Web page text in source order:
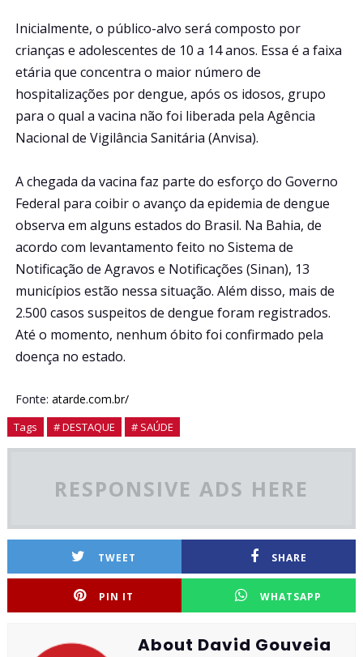
Inicialmente, o público-alvo será composto por
crianças e adolescentes de 10 a 14 anos. Essa é a faixa
etária que concentra o maior número de
hospitalizações por dengue, após os idosos, grupo
para o qual a vacina não foi liberada pela Agência
Nacional de Vigilância Sanitária (Anvisa).
A chegada da vacina faz parte do esforço do Governo
Federal para coibir o avanço da epidemia de dengue
observa em alguns estados do Brasil. Na Bahia, de
acordo com levantamento feito no Sistema de
Notificação de Agravos e Notificações (Sinan), 13
municípios estão nessa situação. Além disso, mais de
2.500 casos suspeitos de dengue foram registrados.
Até o momento, nenhum óbito foi confirmado pela
doença no estado.
Fonte: atarde.com.br/
Tags # DESTAQUE # SAÚDE
RESPONSIVE ADS HERE
TWEET SHARE
PIN IT WHATSAPP
About David Gouveia